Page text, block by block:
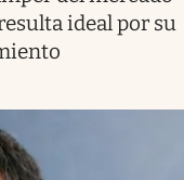
ideal por su